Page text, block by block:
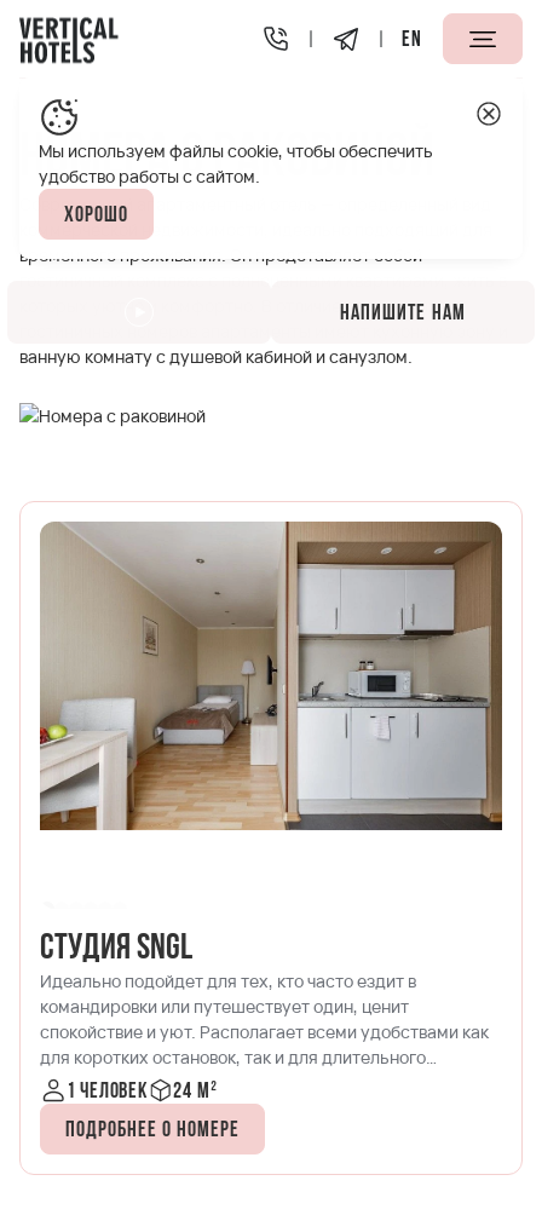
EN
Апарт-отели Vertical
Номера с раковиной
Современный апартаментный отель — определенный вид
коммерческой недвижимости, идеально подходящий для
временного проживания. Он представляет собой
которых уютно и комфортно. В отличие от обычных
ванную комнату с душевой кабиной и санузлом.
Студия SNGL
Идеально подойдет для тех, кто часто ездит в
командировки или путешествует один, ценит
спокойствие и уют. Располагает всеми удобствами как
для коротких остановок, так и для длительного
проживания.
1 человек
24 м²
Подробнее о номере
Мы используем файлы cookie, чтобы обеспечить
удобство работы с сайтом.
Хорошо
Напишите нам